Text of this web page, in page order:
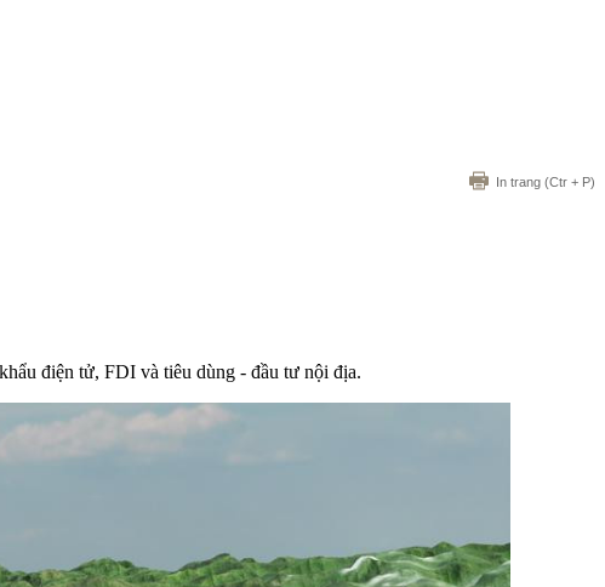
In trang (Ctr + P)
điện tử, FDI và tiêu dùng - đầu tư nội địa.